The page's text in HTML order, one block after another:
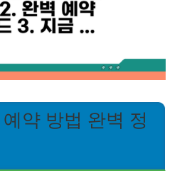
약 방법 완벽 정